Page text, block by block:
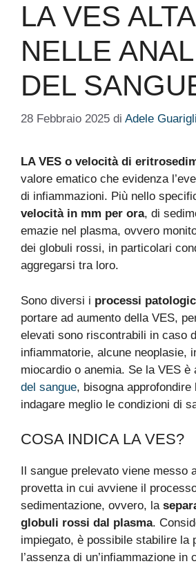
LA VES ALTA
NELLE
DEL
28 Febbraio 2025 di Adele
LA VES o velocità di
valore ematico che evidenza
di infiammazioni. Più nello
velocità in mm per ora, di
emazie nel plasma, ovvero
dei globuli rossi, in particolari
aggregarsi tra loro.
Sono diversi i processi
portare ad aumento della VES,
elevati sono riscontrabili in caso
infiammatorie, alcune neoplasie,
miocardio o anemia. Se la VES è
del sangue, bisogna approfondire
indagare meglio le condizioni di
COSA INDICA LA VES?
Il sangue prelevato viene messo
provetta in cui avviene il
sedimentazione, ovvero, la
globuli rossi dal plasma.
impiegato, è possibile stabilire la
l’assenza di un’infiammazione in